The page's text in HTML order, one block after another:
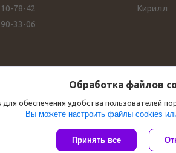
78-42
33-06
Кирилл
Сайт создан на платформе
Политика обработки файлов
Обработка файлов
обеспечения удобства пользователей
Вы можете настроить файлы cookies
Принять все